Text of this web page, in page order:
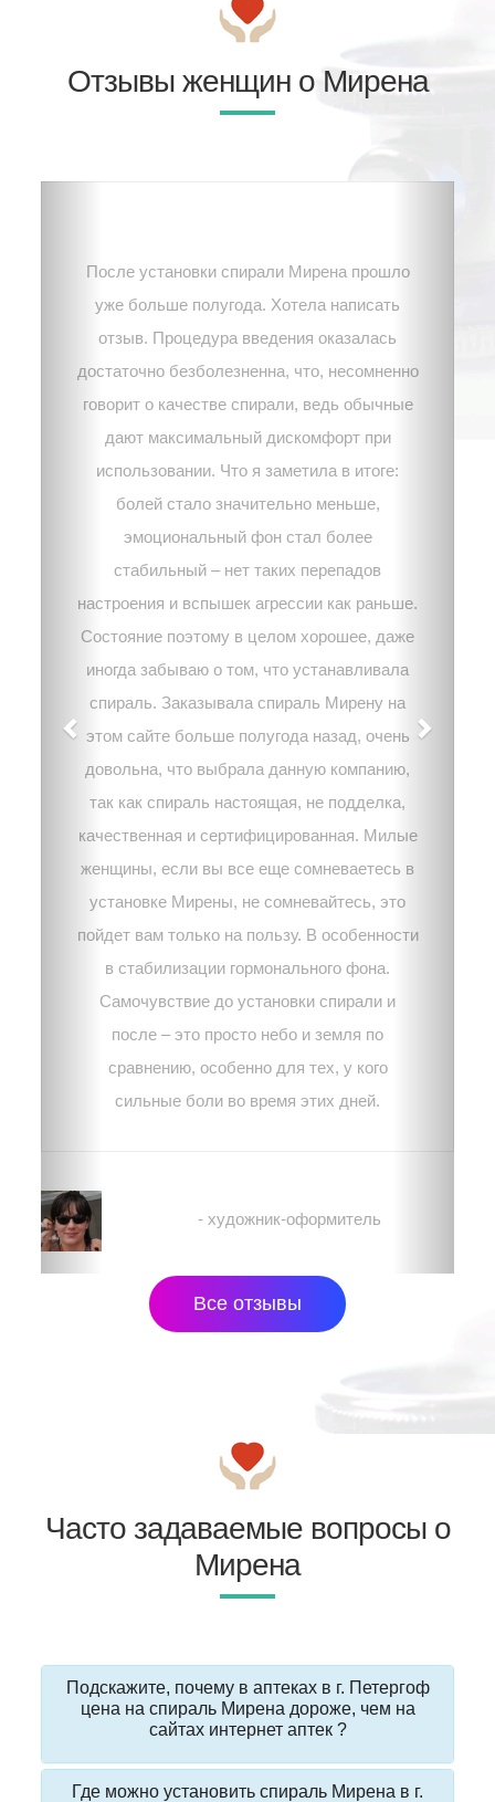
Отзывы женщин о Мирена
После установки спирали Мирена прошло
уже больше полугода. Хотела написать
отзыв. Процедура введения оказалась
достаточно безболезненна, что, несомненно
говорит о качестве спирали, ведь обычные
дают максимальный дискомфорт при
использовании. Что я заметила в итоге:
болей стало значительно меньше,
эмоциональный фон стал более
стабильный – нет таких перепадов
настроения и вспышек агрессии как раньше.
Состояние поэтому в целом хорошее, даже
иногда забываю о том, что устанавливала
спираль. Заказывала спираль Мирену на
этом сайте больше полугода назад, очень
довольна, что выбрала данную компанию,
так как спираль настоящая, не подделка,
качественная и сертифицированная. Милые
женщины, если вы все еще сомневаетесь в
установке Мирены, не сомневайтесь, это
пойдет вам только на пользу. В особенности
в стабилизации гормонального фона.
Самочувствие до установки спирали и
после – это просто небо и земля по
сравнению, особенно для тех, у кого
сильные боли во время этих дней.
- художник-оформитель
Все отзывы
Часто задаваемые вопросы о
Мирена
Подскажите, почему в аптеках в г. Петергоф
цена на спираль Мирена дороже, чем на
сайтах интернет аптек ?
Где можно установить спираль Мирена в г.